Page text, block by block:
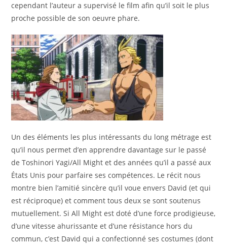
cependant l’auteur a supervisé le film afin qu’il soit le plus
proche possible de son oeuvre phare.
Un des éléments les plus intéressants du long métrage est
qu’il nous permet d’en apprendre davantage sur le passé
de Toshinori Yagi/All Might et des années qu’il a passé aux
États Unis pour parfaire ses compétences. Le récit nous
montre bien l’amitié sincère qu’il voue envers David (et qui
est réciproque) et comment tous deux se sont soutenus
mutuellement. Si All Might est doté d’une force prodigieuse,
d’une vitesse ahurissante et d’une résistance hors du
commun, c’est David qui a confectionné ses costumes (dont